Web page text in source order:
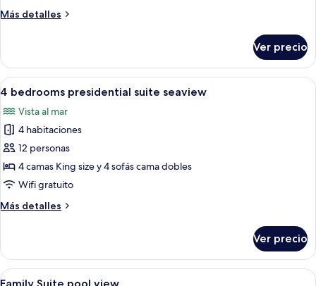
Más detalles
Más
King
Suite
Ver precio
Abrir
todas
las
fotos
de
4
bedrooms
suite
20
4 bedrooms presidential suite seaview
Vista al mar
4 habitaciones
12 personas
4 camas King size y 4 sofás cama dobles
Wifi gratuito
Más detalles
Más
bedrooms
presidential
suite
Ver precio
Abrir
Habitación de hotel con dos camas,
9